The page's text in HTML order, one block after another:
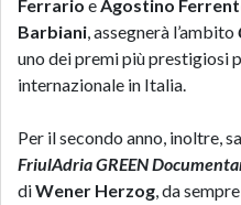
Ferrario eAgostino
Barbiani, assegnerà l’ambito
uno dei premi più prestigiosi
internazionale in Italia.
Per il secondo anno, inoltre,
FriulAdriaGREEN
diWener Herzog, da